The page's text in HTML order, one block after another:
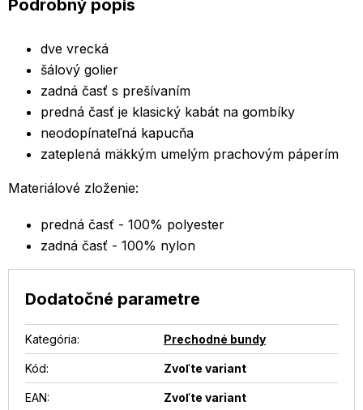
Podrobný popis
dve vrecká
šálový golier
zadná časť s prešívaním
predná časť je klasický kabát na gombíky
neodopínateľná kapucňa
zateplená mäkkým umelým prachovým páperím
Materiálové zloženie:
predná časť - 100% polyester
zadná časť - 100% nylon
Dodatočné parametre
Kategória: Prechodné bundy
Kód: Zvoľte variant
EAN: Zvoľte variant